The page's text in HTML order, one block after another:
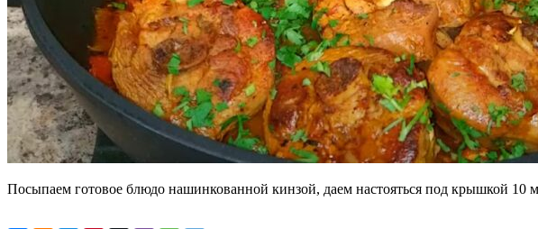
Посыпаем готовое блюдо нашинкованной кинзой, даем настояться под крышкой 10